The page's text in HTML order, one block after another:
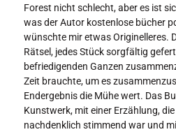
Forest nicht schlecht, aber es ist
was der Autor kostenlose bücher
wünschte mir etwas Originelleres.
Rätsel, jedes Stück sorgfältig
befriedigenden Ganzen
Zeit brauchte, um es
Endergebnis die Mühe wert. Das
Kunstwerk, mit einer Erzählung,
nachdenklich stimmend war und